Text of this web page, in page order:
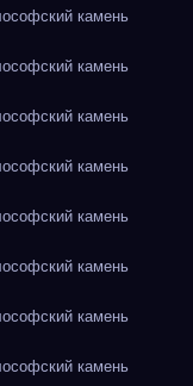
камень
камень
камень
камень
камень
камень
камень
камень